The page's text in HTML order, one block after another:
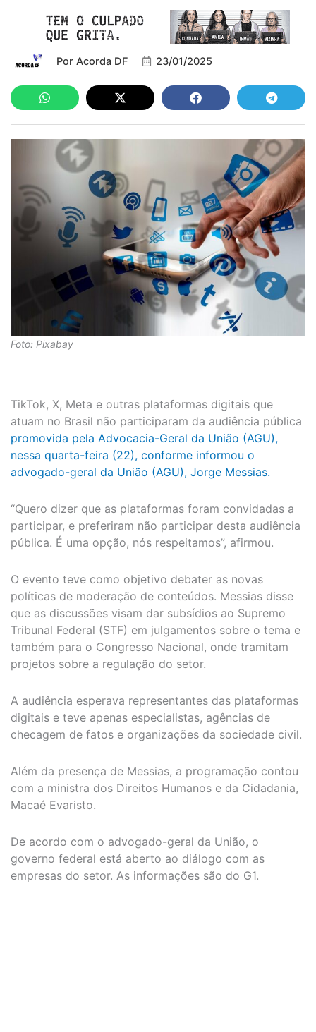
Por Acorda DF 23/01/2025
Foto: Pixabay
TikTok, X, Meta e outras plataformas digitais que
atuam no Brasil não participaram da audiência pública
promovida pela Advocacia-Geral da União (AGU),
nessa quarta-feira (22), conforme informou o
advogado-geral da União (AGU), Jorge Messias.
“Quero dizer que as plataformas foram convidadas a
participar, e preferiram não participar desta audiência
pública. É uma opção, nós respeitamos”, afirmou.
O evento teve como objetivo debater as novas
políticas de moderação de conteúdos. Messias disse
que as discussões visam dar subsídios ao Supremo
Tribunal Federal (STF) em julgamentos sobre o tema e
também para o Congresso Nacional, onde tramitam
projetos sobre a regulação do setor.
A audiência esperava representantes das plataformas
digitais e teve apenas especialistas, agências de
checagem de fatos e organizações da sociedade civil.
Além da presença de Messias, a programação contou
com a ministra dos Direitos Humanos e da Cidadania,
Macaé Evaristo.
De acordo com o advogado-geral da União, o
governo federal está aberto ao diálogo com as
empresas do setor. As informações são do G1.